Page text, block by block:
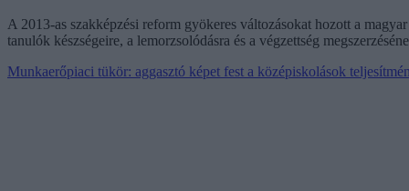
A 2013-as szakképzési reform gyökeres változásokat hozott a
tanulók készségeire, a lemorzsolódásra és a végzettség
Munkaerőpiaci tükör: aggasztó képet fest a középiskolások